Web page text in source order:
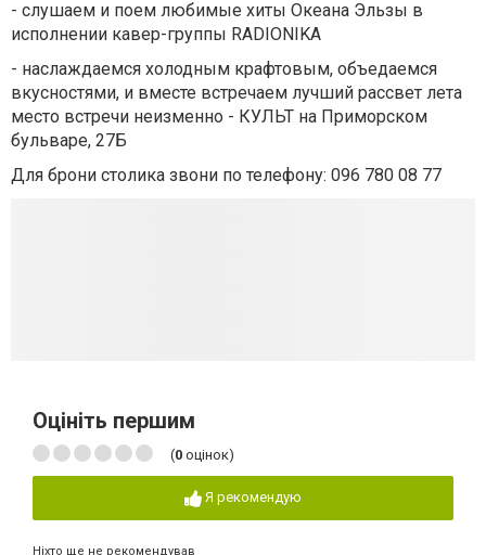
- слушаем и поем любимые хиты Океана Эльзы в
исполнении кавер-группы RADIONIKA
- наслаждаемся холодным крафтовым, объедаемся
вкусностями, и вместе встречаем лучший рассвет лета
место встречи неизменно - КУЛЬТ на Приморском
бульваре, 27Б
Для брони столика звони по телефону: 096 780 08 77
Оцініть першим
(0 оцінок)
Я рекомендую
Ніхто ще не рекомендував